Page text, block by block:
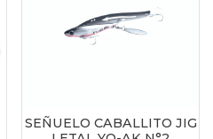
SEÑUELO CABALLITO JIG